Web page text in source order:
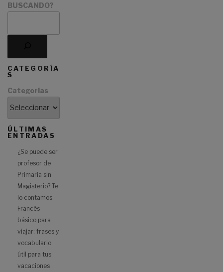
BUSCANDO?
CATEGORÍA
S
Categorías
ÚLTIMAS
ENTRADAS
¿Se puede ser
profesor de
Primaria sin
Magisterio? Te
lo contamos
Francés
básico para
viajar: frases y
vocabulario
útil para tus
vacaciones